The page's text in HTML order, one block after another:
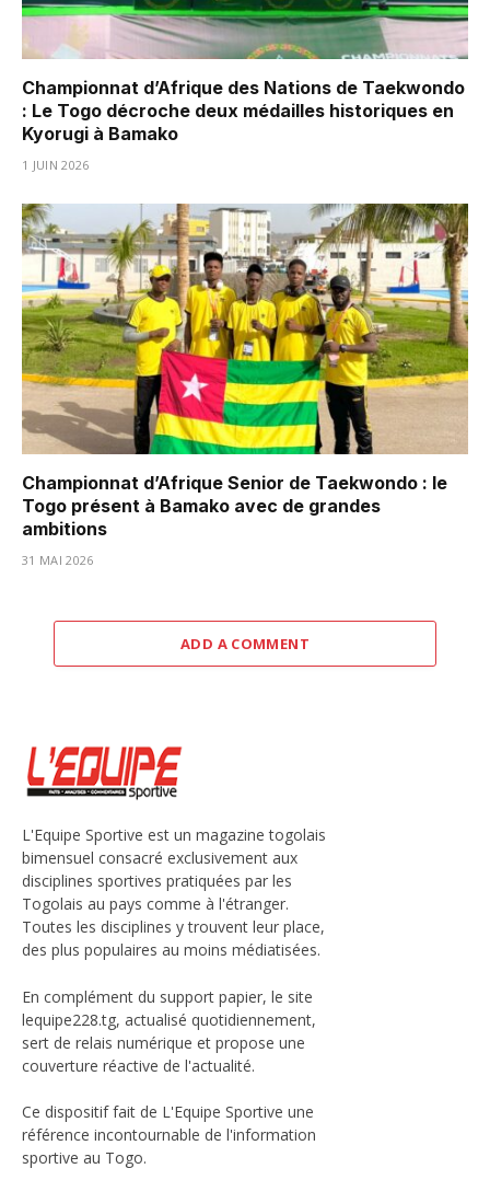
Championnat d’Afrique des Nations de Taekwondo
: Le Togo décroche deux médailles historiques en
Kyorugi à Bamako
1 JUIN 2026
Championnat d’Afrique Senior de Taekwondo : le
Togo présent à Bamako avec de grandes
ambitions
31 MAI 2026
ADD A COMMENT
L'Equipe Sportive est un magazine togolais
bimensuel consacré exclusivement aux
disciplines sportives pratiquées par les
Togolais au pays comme à l'étranger.
Toutes les disciplines y trouvent leur place,
des plus populaires au moins médiatisées.
En complément du support papier, le site
lequipe228.tg, actualisé quotidiennement,
sert de relais numérique et propose une
couverture réactive de l'actualité.
Ce dispositif fait de L'Equipe Sportive une
référence incontournable de l'information
sportive au Togo.